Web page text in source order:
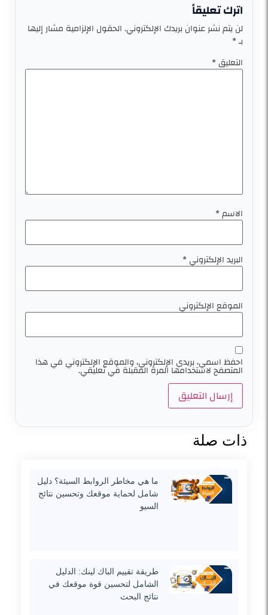
اترك تعليقاً
لن يتم نشر عنوان بريدك الإلكتروني.الحقول الإلزامية مشار إليها
بـ*
التعليق*
الاسم*
البريد الإلكتروني*
الموقع الإلكتروني
احفظ اسمي، بريدي الإلكتروني، والموقع الإلكتروني في هذا
المتصفح لاستخدامها المرة المقبلة في تعليقي.
ذات صلة
ما هي مخاطر الروابط السيئة؟ دليل
شامل لحماية موقعك وتحسين نتائج
السيو
طريقة تقييم الباك لينك: الدليل
الشامل لتحسين قوة موقعك في
نتائج البحث